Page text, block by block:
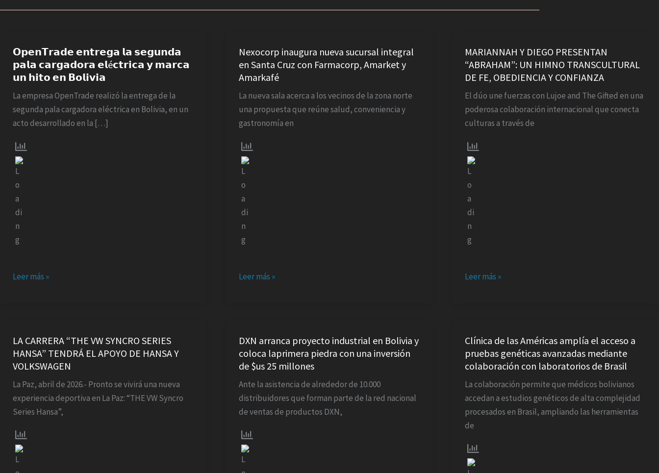
𝗢𝗽𝗲𝗻𝗧𝗿𝗮𝗱𝗲 𝗲𝗻𝘁𝗿𝗲𝗴𝗮 𝗹𝗮 𝘀𝗲𝗴𝘂𝗻𝗱𝗮
𝗽𝗮𝗹𝗮 𝗰𝗮𝗿𝗴𝗮𝗱𝗼𝗿𝗮 𝗲𝗹é𝗰𝘁𝗿𝗶𝗰𝗮 𝘆 𝗺𝗮𝗿𝗰𝗮
𝘂𝗻 𝗵𝗶𝘁𝗼 𝗲𝗻 𝗕𝗼𝗹𝗶𝘃𝗶𝗮
La empresa OpenTrade realizó la entrega de la
segunda pala cargadora eléctrica en Bolivia, en un
acto desarrollado en la […]
𝗲𝗻𝘁𝗿𝗲𝗴𝗮
𝗹𝗮
𝘀𝗲𝗴𝘂𝗻𝗱𝗮
𝗽𝗮𝗹𝗮
𝗰𝗮𝗿𝗴𝗮𝗱𝗼𝗿𝗮
𝗲𝗹é𝗰𝘁𝗿𝗶𝗰𝗮
𝗺𝗮𝗿𝗰𝗮
𝘂𝗻
𝗵𝗶𝘁𝗼
𝗲𝗻
𝗕𝗼𝗹𝗶𝘃𝗶𝗮
Leer más »
Nexocorp inaugura nueva sucursal integral
en Santa Cruz con Farmacorp, Amarket y
Amarkafé
La nueva sala acerca a los vecinos de la zona norte
una propuesta que reúne salud, conveniencia y
gastronomía en
inaugura
nueva
sucursal
integral
en
Santa
con
Farmacorp,
Amarket
y
Amarkafé
Leer más »
MARIANNAH Y DIEGO PRESENTAN
“ABRAHAM”: UN HIMNO TRANSCULTURAL
DE FE, OBEDIENCIA Y CONFIANZA
El dúo une fuerzas con Lujoe and The Gifted en una
poderosa colaboración internacional que conecta
culturas a través de
Y
DIEGO
PRESENTAN
“ABRAHAM”:
UN
HIMNO
DE
FE,
OBEDIENCIA
Y
CONFIANZA
Leer más »
LA CARRERA “THE VW SYNCRO SERIES
HANSA” TENDRÁ EL APOYO DE HANSA Y
VOLKSWAGEN
La Paz, abril de 2026.- Pronto se vivirá una nueva
experiencia deportiva en La Paz: “THE VW Syncro
Series Hansa”,
CARRERA
“THE
VW
SYNCRO
SERIES
HANSA”
EL
APOYO
DE
DXN arranca proyecto industrial en Bolivia y
coloca laprimera piedra con una inversión
de $us 25 millones
Ante la asistencia de alrededor de 10.000
distribuidores que forman parte de la red nacional
de ventas de productos DXN,
arranca
proyecto
industrial
en
Bolivia
y
laprimera
piedra
con
Clínica de las Américas amplía el acceso a
pruebas genéticas avanzadas mediante
colaboración con laboratorios de Brasil
La colaboración permite que médicos bolivianos
accedan a estudios genéticos de alta complejidad
procesados en Brasil, ampliando las herramientas
de
de
las
Américas
amplía
el
acceso
a
genéticas
avanzadas